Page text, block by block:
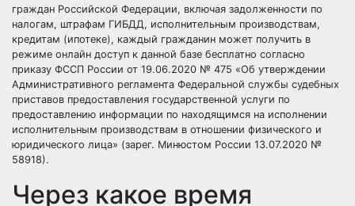
граждан Российской Федерации, включая задолженности по
налогам, штрафам ГИБДД, исполнительным производствам,
кредитам (ипотеке), каждый гражданин может получить в
режиме онлайн доступ к данной базе бесплатно согласно
приказу ФССП России от 19.06.2020 № 475 «Об утверждении
Административного регламента Федеральной службы судебных
приставов предоставления государственной услуги по
предоставлению информации по находящимся на исполнении
исполнительным производствам в отношении физического и
юридического лица» (зарег. Минюстом России 13.07.2020 №
58918).
Через какое время